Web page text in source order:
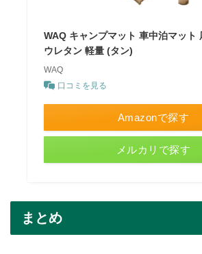
WAQ キャンプマット 車中泊マット
ウレタン 軽量 (タン)
WAQ
口コミを見る
Amazonで探す
メルカリで探す
まとめ